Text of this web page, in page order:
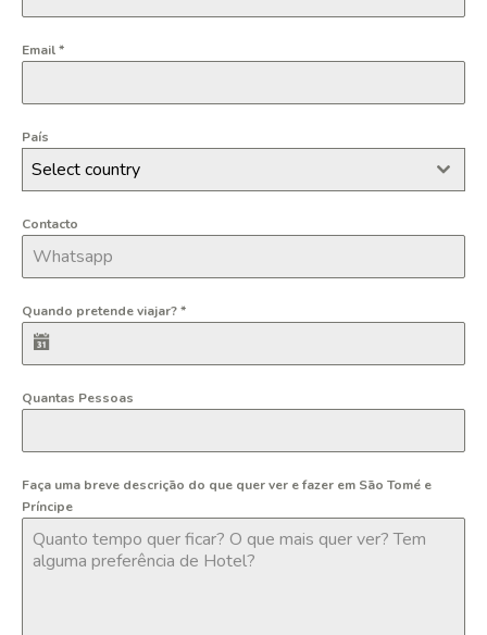
Email*
País
Select country
Contacto
Quando pretende viajar?*
Quantas Pessoas
Faça uma breve descrição do que quer ver e fazer em São Tomé e
Príncipe